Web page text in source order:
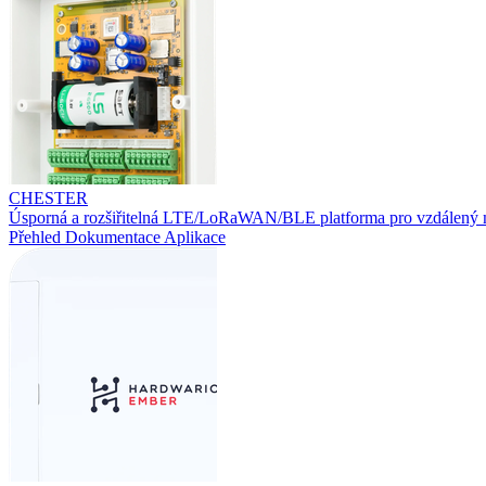
CHESTER
Úsporná a rozšiřitelná LTE/LoRaWAN/BLE platforma pro vzdálený
Přehled Dokumentace Aplikace